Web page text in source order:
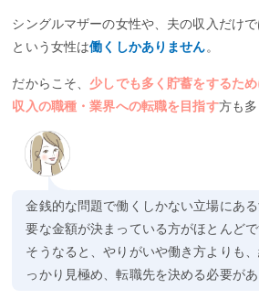
シングルマザーの女性や、夫の収入だけ
という女性は働くしかありません。
だからこそ、 少しでも多く貯蓄をするた
収入の職種・業界への転職を目指す方も多
金銭的な問題で働くしかない立場にあ
要な金額が決まっている方がほとんどで
そうなると、やりがいや働き方よりも
っかり見極め、転職先を決める必要があ